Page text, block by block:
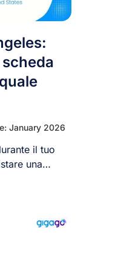
January 2026
il tuo
una